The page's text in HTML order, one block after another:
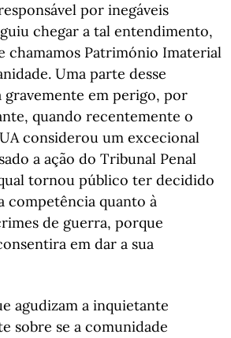
por inegáveis
chegar a tal entendimento,
chamamos Património Imaterial
Uma parte desse
em perigo, por
quando recentemente o
considerou um excecional
a ação do Tribunal Penal
tornou público ter decidido
competência quanto à
de guerra, porque
em dar a sua
agudizam a inquietante
sobre se a comunidade